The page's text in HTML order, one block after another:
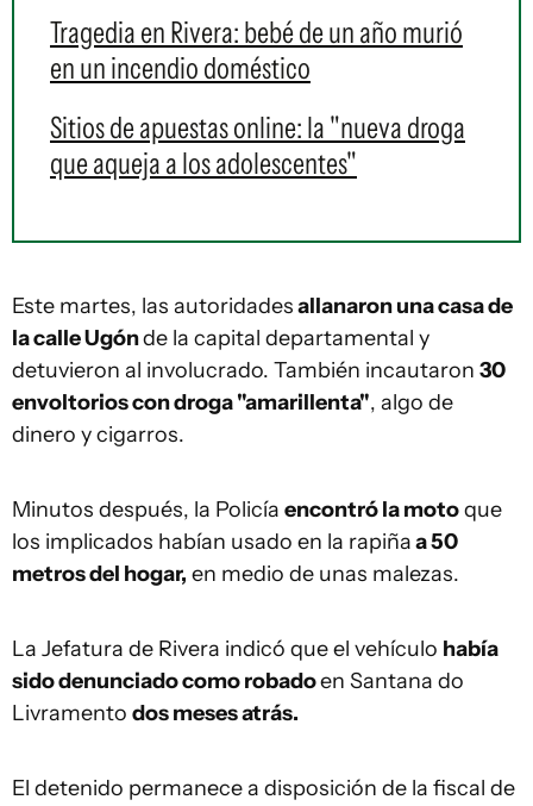
Tragedia en Rivera: bebé de un año murió
en un incendio doméstico
Sitios de apuestas online: la "nueva droga
que aqueja a los adolescentes"
Este martes, las autoridadesallanaron una casa de
la calle Ugónde la capital departamental y
detuvieron al involucrado. También incautaron 30
envoltorios con droga "amarillenta", algo de
dinero y cigarros.
Minutos después, la Policía encontró la motoque
los implicados habían usado en la rapiñaa 50
metros del hogar, en medio de unas malezas.
La Jefatura de Rivera indicó que el vehículo había
sido denunciado como robadoen Santana do
Livramento dos meses atrás.
El detenido permanece a disposición de la fiscal de